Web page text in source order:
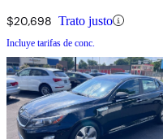
$20,698 Trato justo
Incluye tarifas de conc.